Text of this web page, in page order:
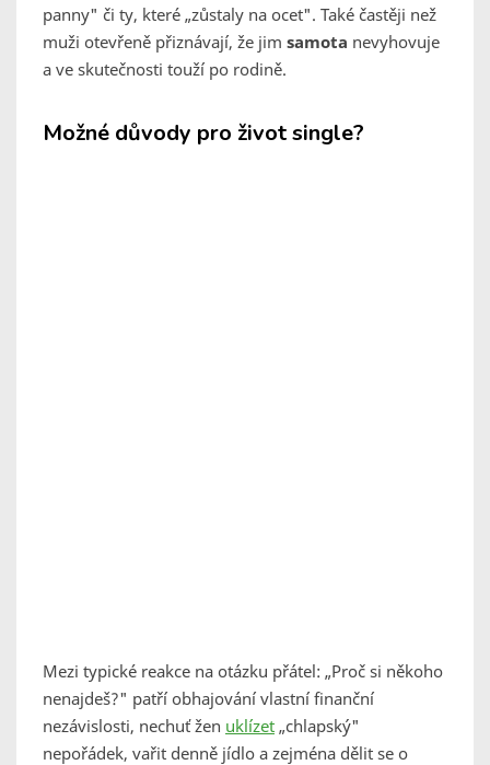
panny" či ty, které „zůstaly na ocet". Také častěji než
muži otevřeně přiznávají, že jim samota nevyhovuje
a ve skutečnosti touží po rodině.
Možné důvody pro život single?
Mezi typické reakce na otázku přátel: „Proč si někoho
nenajdeš?" patří obhajování vlastní finanční
nezávislosti, nechuť žen uklízet „chlapský"
nepořádek, vařit denně jídlo a zejména dělit se o